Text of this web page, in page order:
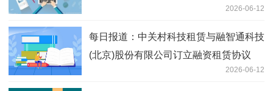
2026-06-12
每日报道：中关村科技租赁与融智通科技
(北京)股份有限公司订立融资租赁协议
2026-06-12